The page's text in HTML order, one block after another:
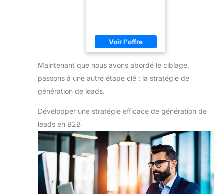
Maintenant que nous avons abordé le ciblage,
passons à une autre étape clé : la stratégie de
génération de leads.
Développer une stratégie efficace de génération de
leads en B2B